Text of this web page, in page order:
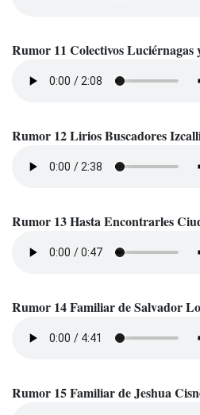
Rumor 11 Colectivos Luciérnagas
Rumor 12 Lirios Buscadores
Rumor 13 Hasta Encontrarles
Rumor 14 Familiar de Salvador
Rumor 15 Familiar de Jeshua